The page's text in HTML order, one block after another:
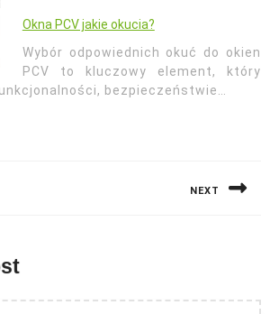
Okna PCV jakie okucia?
Wybór odpowiednich okuć do okien
PCV to kluczowy element, który
bezpieczeństwie…
NEXT